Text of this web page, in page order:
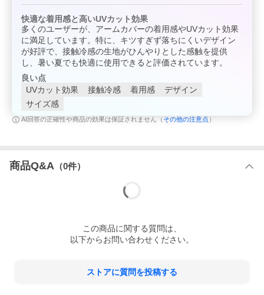
快適な着用感と高いUVカット効果
多くのユーザーが、アームカバーの着用感やUVカット効果
に満足しています。特に、キツすぎず落ちにくいデザイン
が好評で、接触冷感の生地がひんやりとした感触を提供
し、暑い夏でも快適に使用できると評価されています。
良い点
UVカット効果
接触冷感 着用感
デザイン
サイズ感
AI回答の正確性や商品の効果は保証されません（ その他の注意点 ）
商品Q&A （0件）
この商品に関する質問は、
以下からお問い合わせください。
ストアに質問を投稿する